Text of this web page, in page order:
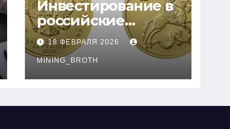
Инвестирование в
российские
золотые монеты:
подробное
руководство
18 ФЕВРАЛЯ 2026
MINING_BROTH